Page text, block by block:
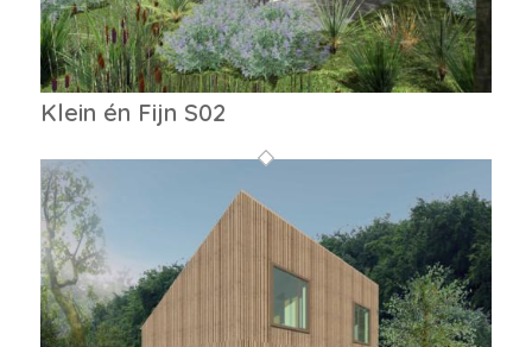
Klein én Fijn S02